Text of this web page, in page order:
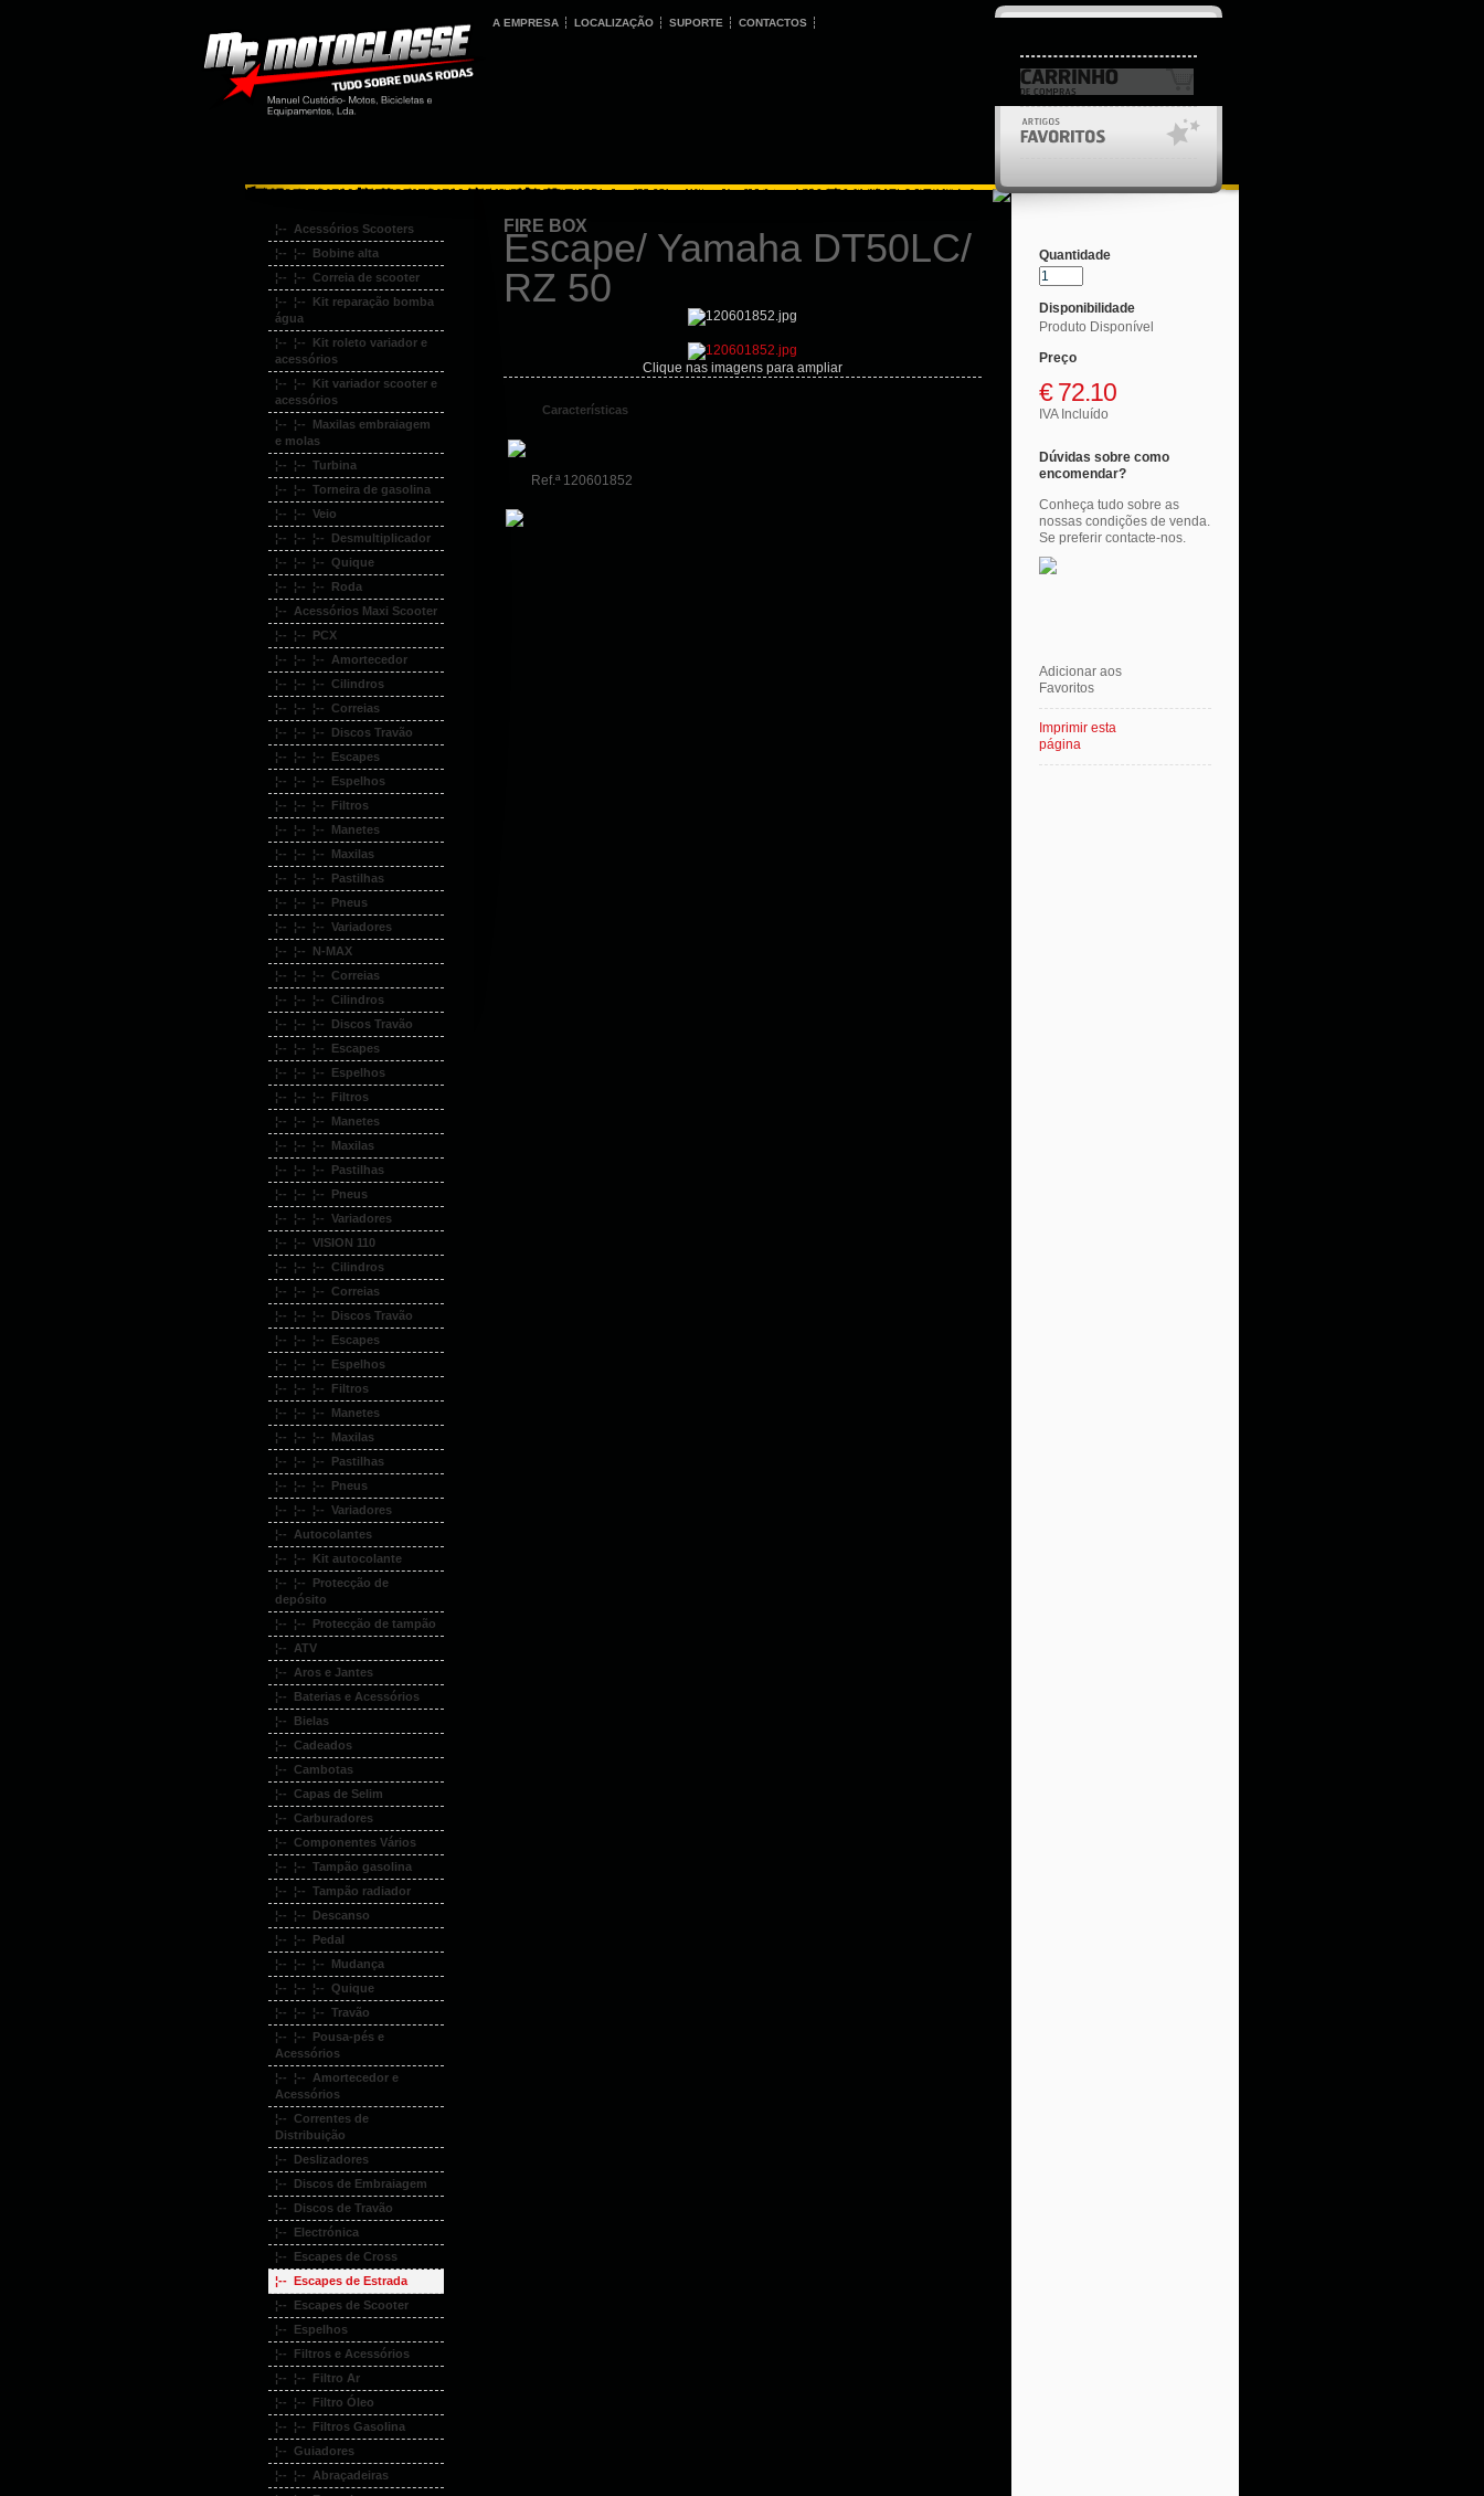
A EMPRESA LOCALIZAÇÃO SUPORTE CONTACTOS
¦-- Acessórios Scooters
¦-- ¦-- Bobine alta
¦-- ¦-- Correia de scooter
¦-- ¦-- Kit reparação bomba
água
¦-- ¦-- Kit roleto variador e
acessórios
¦-- ¦-- Kit variador scooter e
acessórios
¦-- ¦-- Maxilas embraiagem
e molas
¦-- ¦-- Turbina
¦-- ¦-- Torneira de gasolina
¦-- ¦-- Veio
¦-- ¦-- ¦-- Desmultiplicador
¦-- ¦-- ¦-- Quique
¦-- ¦-- ¦-- Roda
¦-- Acessórios Maxi Scooter
¦-- ¦-- PCX
¦-- ¦-- ¦-- Amortecedor
¦-- ¦-- ¦-- Cilindros
¦-- ¦-- ¦-- Correias
¦-- ¦-- ¦-- Discos Travão
¦-- ¦-- ¦-- Escapes
¦-- ¦-- ¦-- Espelhos
¦-- ¦-- ¦-- Filtros
¦-- ¦-- ¦-- Manetes
¦-- ¦-- ¦-- Maxilas
¦-- ¦-- ¦-- Pastilhas
¦-- ¦-- ¦-- Pneus
¦-- ¦-- ¦-- Variadores
¦-- ¦-- N-MAX
¦-- ¦-- ¦-- Correias
¦-- ¦-- ¦-- Cilindros
¦-- ¦-- ¦-- Discos Travão
¦-- ¦-- ¦-- Escapes
¦-- ¦-- ¦-- Espelhos
¦-- ¦-- ¦-- Filtros
¦-- ¦-- ¦-- Manetes
¦-- ¦-- ¦-- Maxilas
¦-- ¦-- ¦-- Pastilhas
¦-- ¦-- ¦-- Pneus
¦-- ¦-- ¦-- Variadores
¦-- ¦-- VISION 110
¦-- ¦-- ¦-- Cilindros
¦-- ¦-- ¦-- Correias
¦-- ¦-- ¦-- Discos Travão
¦-- ¦-- ¦-- Escapes
¦-- ¦-- ¦-- Espelhos
¦-- ¦-- ¦-- Filtros
¦-- ¦-- ¦-- Manetes
¦-- ¦-- ¦-- Maxilas
¦-- ¦-- ¦-- Pastilhas
¦-- ¦-- ¦-- Pneus
¦-- ¦-- ¦-- Variadores
¦-- Autocolantes
¦-- ¦-- Kit autocolante
¦-- ¦-- Protecção de
depósito
¦-- ¦-- Protecção de tampão
¦-- ATV
¦-- Aros e Jantes
¦-- Baterias e Acessórios
¦-- Bielas
¦-- Cadeados
¦-- Cambotas
¦-- Capas de Selim
¦-- Carburadores
¦-- Componentes Vários
¦-- ¦-- Tampão gasolina
¦-- ¦-- Tampão radiador
¦-- ¦-- Descanso
¦-- ¦-- Pedal
¦-- ¦-- ¦-- Mudança
¦-- ¦-- ¦-- Quique
¦-- ¦-- ¦-- Travão
¦-- ¦-- Pousa-pés e
Acessórios
¦-- ¦-- Amortecedor e
Acessórios
¦-- Correntes de
Distribuição
¦-- Deslizadores
¦-- Discos de Embraiagem
¦-- Discos de Travão
¦-- Electrónica
¦-- Escapes de Cross
¦-- Escapes de Estrada
¦-- Escapes de Scooter
¦-- Espelhos
¦-- Filtros e Acessórios
¦-- ¦-- Filtro Ar
¦-- ¦-- Filtro Óleo
¦-- ¦-- Filtros Gasolina
¦-- Guiadores
¦-- ¦-- Abraçadeiras
FIRE BOX
Escape/ Yamaha DT50LC/
RZ 50
Clique nas imagens para ampliar
Características
Ref.ª 120601852
Quantidade
Disponibilidade
Produto Disponível
Preço
€72.10
IVA Incluído
Dúvidas sobre como
encomendar?
Conheça tudo sobre as
nossas condições de venda.
Se preferir contacte-nos.
Adicionar aos
Favoritos
Imprimir esta
página